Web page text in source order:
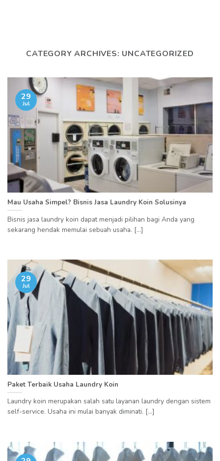
CATEGORY ARCHIVES: UNCATEGORIZED
Mau Usaha Simpel? Bisnis Jasa Laundry Koin Solusinya
Bisnis jasa laundry koin dapat menjadi pilihan bagi Anda yang
sekarang hendak memulai sebuah usaha. [...]
29
Jul
Paket Terbaik Usaha Laundry Koin
Laundry koin merupakan salah satu layanan laundry dengan sistem
self-service. Usaha ini mulai banyak diminati. [...]
29
Jul